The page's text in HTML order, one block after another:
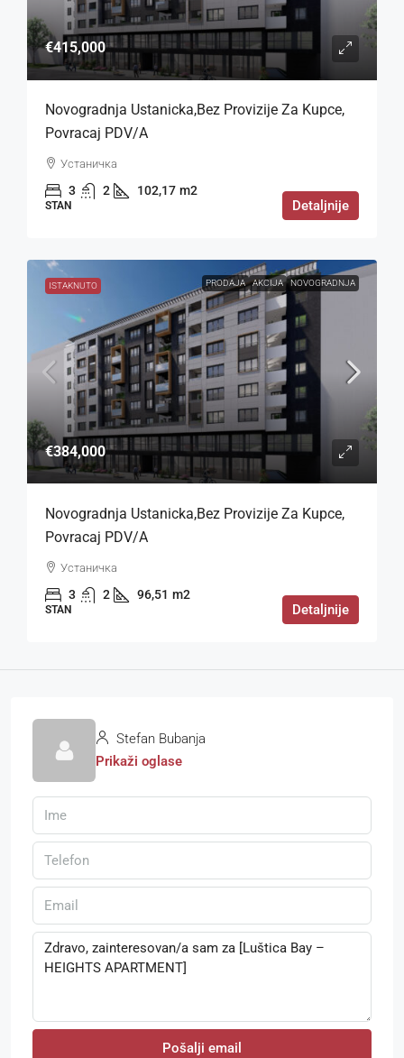
€415,000
Novogradnja Ustanicka,bez Provizije Za Kupce,
Povracaj PDV/a
Устаничка
3 2 102,17 m2
STAN Detaljnije
ISTAKNUTO PRODAJA AKCIJA NOVOGRADNJA
€384,000
Novogradnja Ustanicka,bez Provizije Za Kupce,
Povracaj PDV/a
Устаничка
3 2 96,51 m2
STAN Detaljnije
Stefan Bubanja
Prikaži oglase
Pošalji email